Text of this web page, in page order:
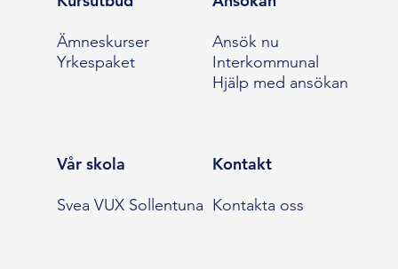
Ämneskurser
Yrkespaket
Ansök nu
Interkommunal
Hjälp med ansökan
Vår skola
Svea VUX Sollentuna
Kontakt
Kontakta oss